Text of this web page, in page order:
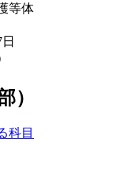
等体
日
）
科目